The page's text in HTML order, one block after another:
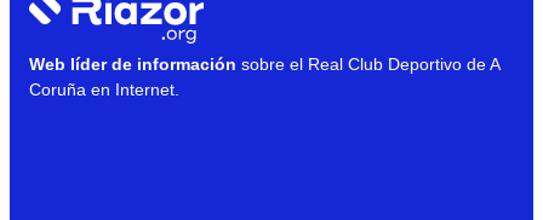
Web líder de información sobre el Real Club Deportivo de A
Coruña en Internet.